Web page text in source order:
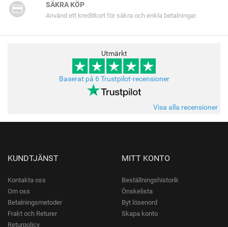
SÄKRA KÖP
Använd ett kreditkort för säkra och enkla betalningar.
Utmärkt
Baserat på 6 Trustpilot-recensioner
Visa alla recensioner
KUNDTJÄNST
Kontakta oss
Om oss
Betalningsmetoder
Frakt och Returer
Returpolicy
MITT KONTO
Beställningshistorik
Önskelista
Byt lösenord
Skapa konto